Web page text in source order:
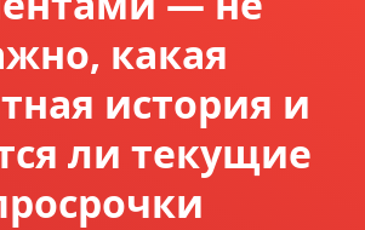
какая
история и
ли текущие